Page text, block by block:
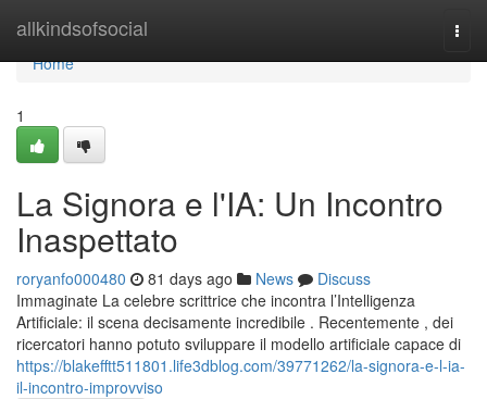
allkindsofsocial
Home
Home
1
La Signora e l'IA: Un Incontro
Inaspettato
roryanfo000480 81 days ago News
Discuss
Immaginate La celebre scrittrice che incontra l’Intelligenza
Artificiale: il scena decisamente incredibile . Recentemente , dei
ricercatori hanno potuto sviluppare il modello artificiale capace di
https://blakefftt511801.life3dblog.com/39771262/la-signora-e-l-ia-
il-incontro-improvviso